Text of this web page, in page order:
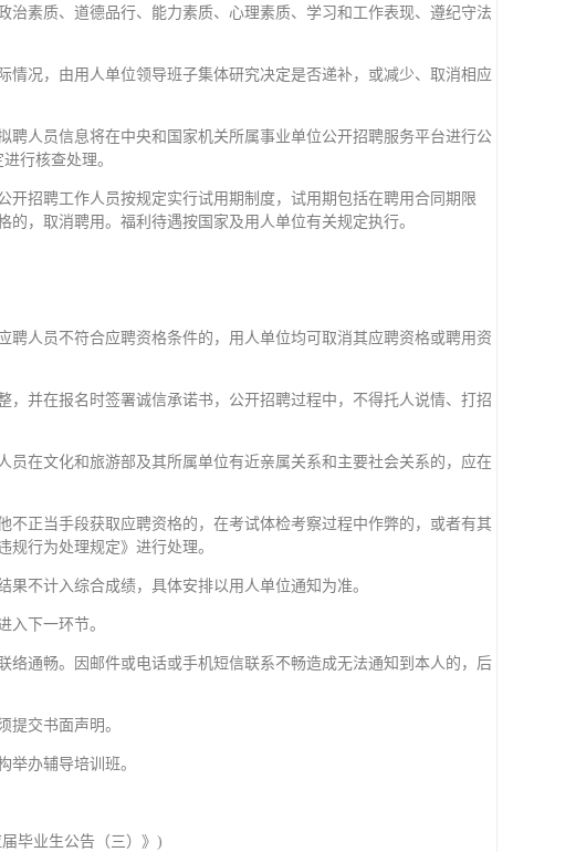
素质、道德品行、能力素质、心理素质、学习和工作表现、遵纪守法
况，由用人单位领导班子集体研究决定是否递补，或减少、取消相应
聘人员信息将在中央和国家机关所属事业单位公开招聘服务平台进行公
行核查处理。
开招聘工作人员按规定实行试用期制度，试用期包括在聘用合同期限
，取消聘用。福利待遇按国家及用人单位有关规定执行。
聘人员不符合应聘资格条件的，用人单位均可取消其应聘资格或聘用资
，并在报名时签署诚信承诺书，公开招聘过程中，不得托人说情、打招
员在文化和旅游部及其所属单位有近亲属关系和主要社会关系的，应在
不正当手段获取应聘资格的，在考试体检考察过程中作弊的，或者有其
行为处理规定》进行处理。
果不计入综合成绩，具体安排以用人单位通知为准。
入下一环节。
络通畅。因邮件或电话或手机短信联系不畅造成无法通知到本人的，后
提交书面声明。
举办辅导培训班。
毕业生公告（三）》)